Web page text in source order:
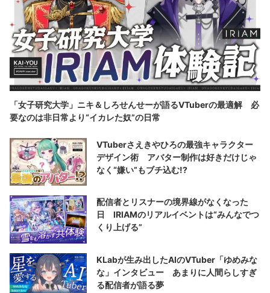
「女子研究大学」ニキ＆しろせんせーが語るVTuberの最適解 必
要なのは非日常より“イカレた奴”の日常
VTuberさえきやひろの最強キャラクター
デザイン術 アバター制作は好きだけじゃ
なく“嫌い”もブチ込む!?
配信者とリスナーの境界線がなくなった
日 IRIAMのリアルイベントは“みんなでつ
くり上げる”
KLabが生み出したAIのVTuber「ゆめみな
な」インタビュー あまりに人間らしすぎ
る配信者が語る夢